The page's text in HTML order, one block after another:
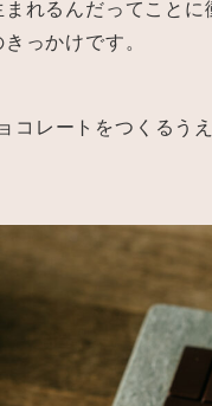
れるんだってこと
っかけです。
コレートをつくるう